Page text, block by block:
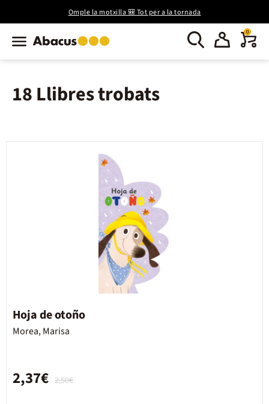
Omple la motxilla 🎒 Tot per a la tornada
0
18 Llibres trobats
Hoja de otoño
Morea, Marisa
2,50€
2,37€